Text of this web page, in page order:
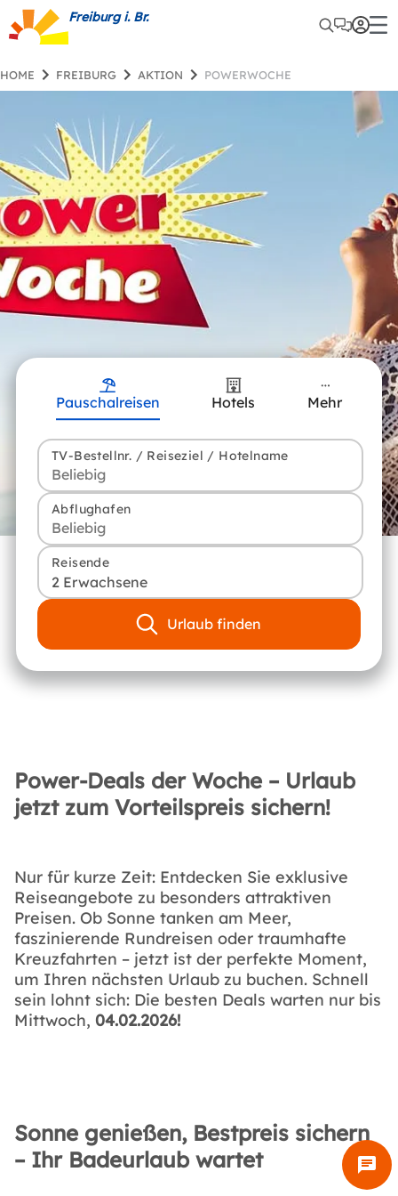
Freiburg i. Br.
HOME FREIBURG AKTION POWERWOCHE
Pauschalreisen Hotels Mehr
TV-Bestellnr. / Reiseziel / Hotelname
Abflughafen
Reisende
2 Erwachsene
Urlaub finden
Power-Deals der Woche – Urlaub
jetzt zum Vorteilspreis sichern!
Nur für kurze Zeit: Entdecken Sie exklusive
Reiseangebote zu besonders attraktiven
Preisen. Ob Sonne tanken am Meer,
faszinierende Rundreisen oder traumhafte
Kreuzfahrten – jetzt ist der perfekte Moment,
um Ihren nächsten Urlaub zu buchen. Schnell
sein lohnt sich: Die besten Deals warten nur bis
Mittwoch, 04.02.2026!
Sonne genießen, Bestpreis sichern
– Ihr Badeurlaub wartet
chat